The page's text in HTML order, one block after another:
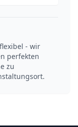
- wir
perfekten
zu